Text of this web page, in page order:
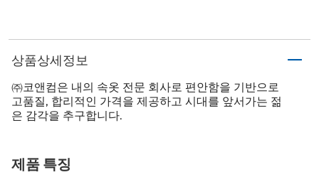
상품상세정보
㈜코앤컴은 내의 속옷 전문 회사로 편안함을 기반으로
고품질, 합리적인 가격을 제공하고 시대를 앞서가는 젊
은 감각을 추구합니다.
제품 특징